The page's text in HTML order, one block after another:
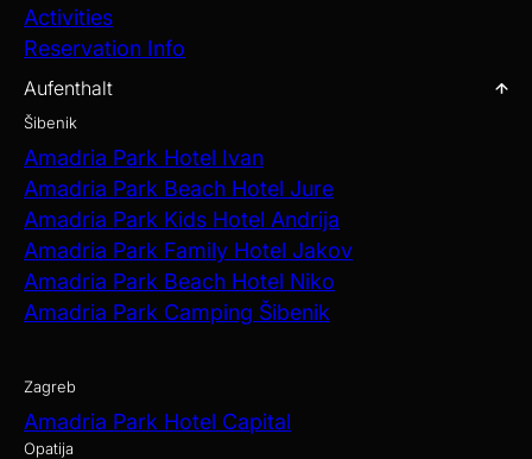
Activities
Reservation Info
Aufenthalt
Šibenik
Amadria Park Hotel Ivan
Amadria Park Beach Hotel Jure
Amadria Park Kids Hotel Andrija
Amadria Park Family Hotel Jakov
Amadria Park Beach Hotel Niko
Amadria Park Camping Šibenik
Zagreb
Amadria Park Hotel Capital
Opatija